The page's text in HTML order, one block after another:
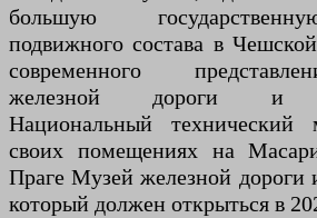
большую
подвижного состава в
современного
железной дороги и
Национальный технический
своих помещениях на
Праге Музей железной дороги
который должен открыться в